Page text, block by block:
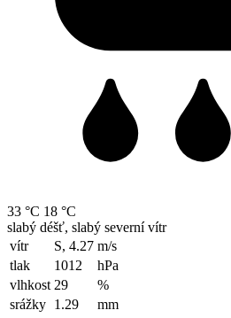
33 °C 18 °C
slabý déšť, slabý severní vítr
vítr
S, 4.27 m/s
tlak
1012
hPa
vlhkost 29
%
srážky 1.29 mm